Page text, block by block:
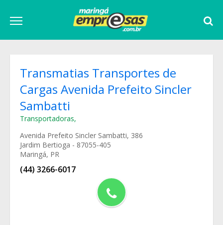
Transmatias Transportes de
Cargas Avenida Prefeito Sincler
Sambatti
Transportadoras,
Avenida Prefeito Sincler Sambatti, 386
Jardim Bertioga - 87055-405
Maringá, PR
(44) 3266-6017